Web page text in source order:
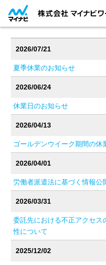
2026/07/21
夏季休業のお知らせ
2026/06/24
休業日のお知らせ
2026/04/13
ゴールデンウイーク期間の休
2026/04/01
労働者派遣法に基づく情報公
2026/03/31
委託先における不正アクセス
性について
2025/12/02